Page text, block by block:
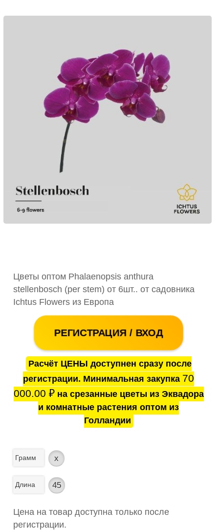
Цветы оптом Phalaenopsis anthura
stellenbosch (per stem) от 6шт.. от садовника
Ichtus Flowers из Европа
РЕГИСТРАЦИЯ / ВХОД
Расчёт ЦЕНЫ доступнен сразу после
регистрации. Минимальная закупка 70
000.00 ₽на срезанные цветы из Эквадора
и комнатные растения оптом из
Голландии
Грамм x
Длина 45
Цена на товар доступна только после
регистрации.